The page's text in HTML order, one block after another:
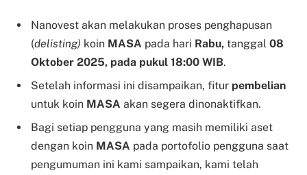
Nanovest akan melakukan proses penghapusan
(delisting) koin MASA pada hari Rabu, tanggal 08
Oktober 2025, pada pukul 18:00 WIB.
Setelah informasi ini disampaikan, fitur pembelian
untuk koin MASA akan segera dinonaktifkan.
Bagi setiap pengguna yang masih memiliki aset
dengan koin MASA pada portofolio pengguna saat
pengumuman ini kami sampaikan, kami telah